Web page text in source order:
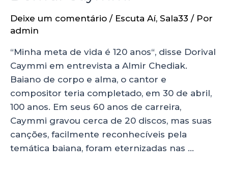
Deixe um comentário / Escuta Aí, Sala33 / Por
admin
“Minha meta de vida é 120 anos“, disse Dorival
Caymmi em entrevista a Almir Chediak.
Baiano de corpo e alma, o cantor e
compositor teria completado, em 30 de abril,
100 anos. Em seus 60 anos de carreira,
Caymmi gravou cerca de 20 discos, mas suas
canções, facilmente reconhecíveis pela
temática baiana, foram eternizadas nas …